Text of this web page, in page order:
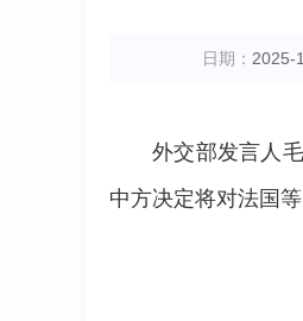
日期： 2025-
外交部发言人
中方决定将对法国